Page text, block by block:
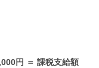
円 ＝ 課税支給額